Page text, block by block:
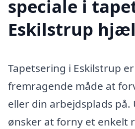
speciale i
Eskilstrup
Tapetsering i Eskilstrup
fremragende måde at
eller din arbejdsplads på.
ønsker at forny et enkelt